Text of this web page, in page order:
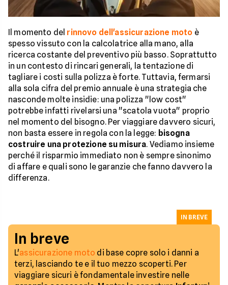
Il momento del rinnovo dell'assicurazione moto è
spesso vissuto con la calcolatrice alla mano, alla
ricerca costante del preventivo più basso. Soprattutto
in un contesto di rincari generali, la tentazione di
tagliare i costi sulla polizza è forte. Tuttavia, fermarsi
alla sola cifra del premio annuale è una strategia che
nasconde molte insidie: una polizza "low cost"
potrebbe infatti rivelarsi una "scatola vuota" proprio
nel momento del bisogno. Per viaggiare davvero sicuri,
non basta essere in regola con la legge: bisogna
costruire una protezione su misura. Vediamo insieme
perché il risparmio immediato non è sempre sinonimo
di affare e quali sono le garanzie che fanno davvero la
differenza.
In breve
L'assicurazione moto di base copre solo i danni a
terzi, lasciando te e il tuo mezzo scoperti. Per
viaggiare sicuri è fondamentale investire nelle
IN BREVE